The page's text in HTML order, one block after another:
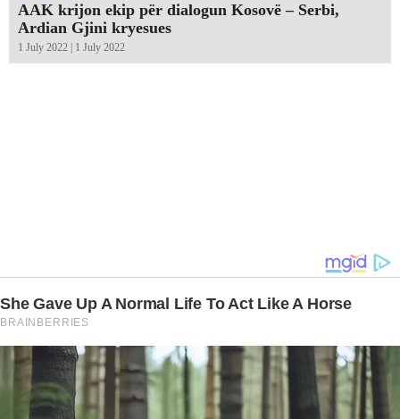
AAK krijon ekip për dialogun Kosovë – Serbi,
Ardian Gjini kryesues
1 July 2022 | 1 July 2022